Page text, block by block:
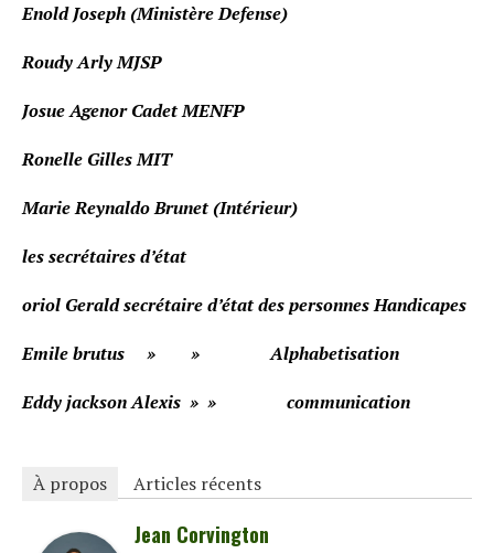
Enold Joseph (Ministère Defense)
Roudy Arly MJSP
Josue Agenor Cadet MENFP
Ronelle Gilles MIT
Marie Reynaldo Brunet (Intérieur)
les secrétaires d’état
oriol Gerald secrétaire d’état des personnes Handicapes
Emile brutus » » Alphabetisation
Eddy jackson Alexis » » communication
À propos Articles récents
Jean Corvington